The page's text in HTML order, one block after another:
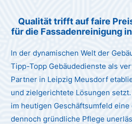
Qualität trifft auf faire
für die Fassadenreinigung
In der dynamischen Welt der
Tipp-Topp Gebäudedienste als
Partner in Leipzig Meusdorf
und zielgerichtete Lösungen
im heutigen Geschäftsumfeld
dennoch gründliche Pflege